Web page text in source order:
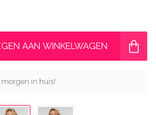
AAN WINKELWAGEN
in huis!